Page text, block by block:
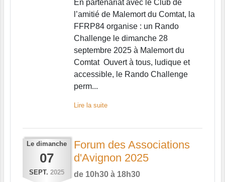
En partenariat avec le Club de
l’amitié de Malemort du Comtat, la
FFRP84 organise : un Rando
Challenge le dimanche 28
septembre 2025 à Malemort du
Comtat Ouvert à tous, ludique et
accessible, le Rando Challenge
perm...
Lire la suite
Le dimanche
07
SEPT. 2025
Forum des Associations
d'Avignon 2025
de 10h30 à 18h30